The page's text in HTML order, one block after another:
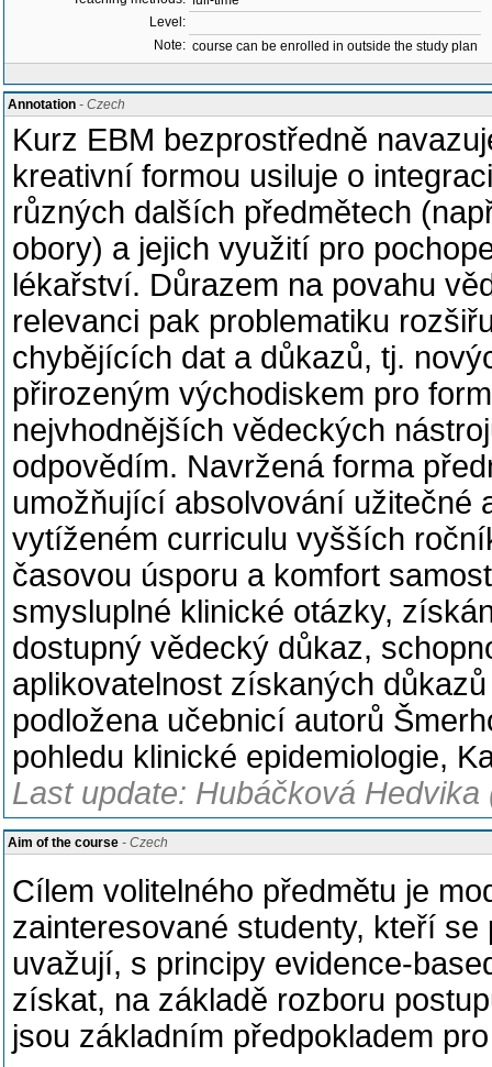
Level:
Note: course can be enrolled in outside the study plan
Annotation - Czech
Kurz EBM bezprostředně
kreativní formou usiluje o
různých dalších předmětech
obory) a jejich využití pro
lékařství. Důrazem na povahu
relevanci pak problematiku
chybějících dat a důkazů, tj.
přirozeným východiskem pro
nejvhodnějších vědeckých
odpovědím. Navržená forma
umožňující absolvování užitečné
vytíženém curriculu vyšších
časovou úsporu a komfort
smysluplné klinické otázky,
dostupný vědecký důkaz,
aplikovatelnost získaných
podložena učebnicí autorů
pohledu klinické epidemiologie,
Last update: Hubáčková Hedvika
Aim of the course - Czech
Cílem volitelného předmětu je
zainteresované studenty, kteří
uvažují, s principy evidence-
získat, na základě rozboru
jsou základním předpokladem